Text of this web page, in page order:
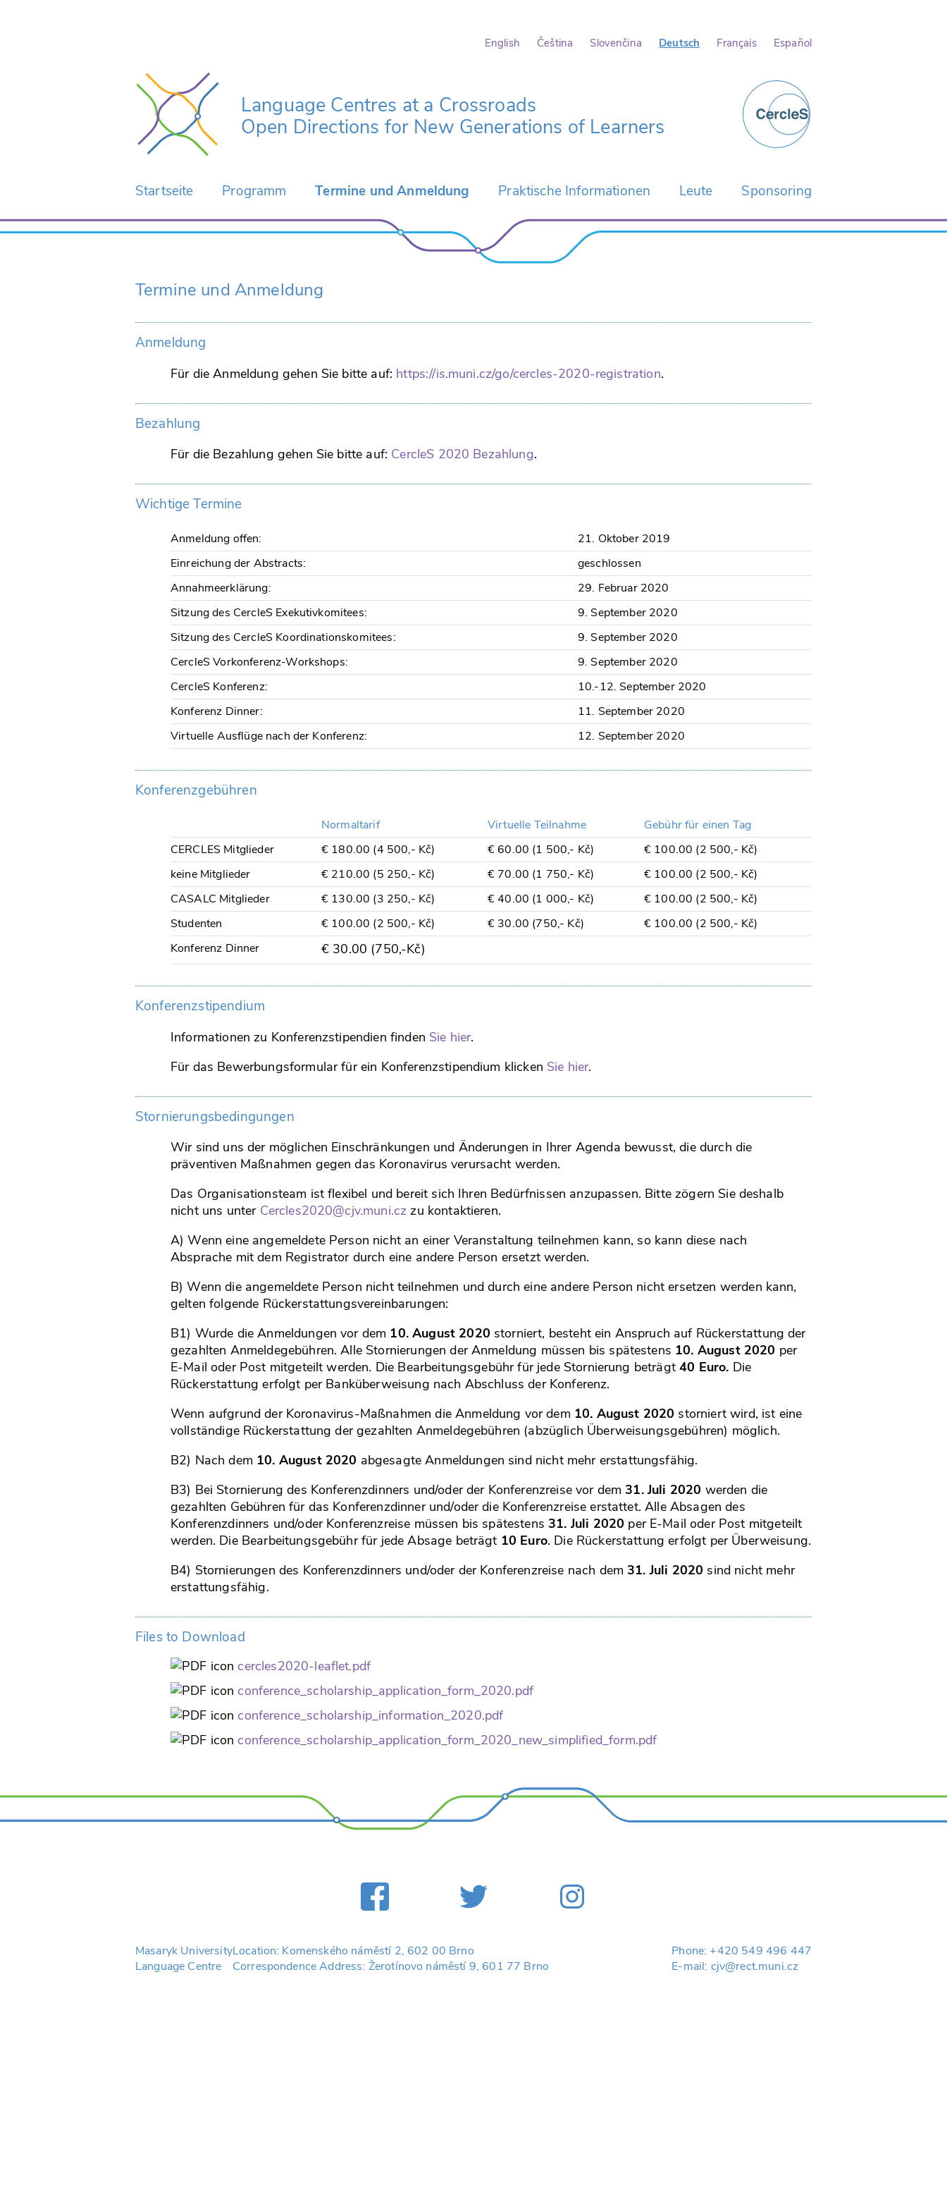
English Čeština Slovenčina Deutsch Français Español
Language Centres at a Crossroads
Open Directions for New Generations of Learners
Startseite
News
Programm
Sektionen
Veröffentlichung der Texte
Termine und Anmeldung Praktische Informationen
Übernachtungsmöglichkeiten In Brünn
Veranstaltungsorte
Karten
Leute
Komitees
Sponsoring
Termine und Anmeldung
Anmeldung
Für die Anmeldung gehen Sie bitte auf: https://is.muni.cz/go/cercles-2020-registration.
Bezahlung
Für die Bezahlung gehen Sie bitte auf: CercleS 2020 Bezahlung.
Wichtige Termine
Anmeldung offen:
21. Oktober 2019
Einreichung der Abstracts:
geschlossen
Annahmeerklärung:
29. Februar 2020
Sitzung des CercleS Exekutivkomitees:
9. September 2020
Sitzung des CercleS Koordinationskomitees:
9. September 2020
CercleS Vorkonferenz-Workshops:
9. September 2020
CercleS Konferenz:
10.-12. September 2020
Konferenz Dinner:
11. September 2020
Virtuelle Ausflüge nach der Konferenz:
12. September 2020
Konferenzgebühren
Normaltarif Virtuelle Teilnahme
Gebühr für einen Tag
CERCLES Mitglieder
€ 180.00 (4 500,- Kč) € 60.00 (1 500,- Kč)
€ 100.00 (2 500,- Kč)
keine Mitglieder
€ 210.00 (5 250,- Kč) € 70.00 (1 750,- Kč)
€ 100.00 (2 500,- Kč)
CASALC Mitglieder
€ 130.00 (3 250,- Kč) € 40.00 (1 000,- Kč)
€ 100.00 (2 500,- Kč)
Studenten
€ 100.00 (2 500,- Kč) € 30.00 (750,- Kč)
€ 100.00 (2 500,- Kč)
Konferenz Dinner
€ 30.00 (750,-Kč)
Konferenzstipendium
Informationen zu Konferenzstipendien finden Sie hier.
Für das Bewerbungsformular für ein Konferenzstipendium klicken Sie hier.
Stornierungsbedingungen
Wir sind uns der möglichen Einschränkungen und Änderungen in Ihrer Agenda bewusst, die durch die
präventiven Maßnahmen gegen das Koronavirus verursacht werden.
Das Organisationsteam ist flexibel und bereit sich Ihren Bedürfnissen anzupassen. Bitte zögern Sie deshalb
nicht uns unter Cercles2020@cjv.muni.cz zu kontaktieren.
A) Wenn eine angemeldete Person nicht an einer Veranstaltung teilnehmen kann, so kann diese nach
Absprache mit dem Registrator durch eine andere Person ersetzt werden.
B) Wenn die angemeldete Person nicht teilnehmen und durch eine andere Person nicht ersetzen werden kann,
gelten folgende Rückerstattungsvereinbarungen:
B1) Wurde die Anmeldungen vor dem 10. August 2020 storniert, besteht ein Anspruch auf Rückerstattung der
gezahlten Anmeldegebühren. Alle Stornierungen der Anmeldung müssen bis spätestens 10. August 2020 per
E-Mail oder Post mitgeteilt werden. Die Bearbeitungsgebühr für jede Stornierung beträgt40 Euro. Die
Rückerstattung erfolgt per Banküberweisung nach Abschluss der Konferenz.
Wenn aufgrund der Koronavirus-Maßnahmen die Anmeldung vor dem 10. August 2020 storniert wird, ist eine
vollständige Rückerstattung der gezahlten Anmeldegebühren (abzüglich Überweisungsgebühren) möglich.
B2) Nach dem 10. August 2020 abgesagte Anmeldungen sind nicht mehr erstattungsfähig.
B3) Bei Stornierung des Konferenzdinners und/oder der Konferenzreise vor dem31. Juli 2020 werden die
gezahlten Gebühren für das Konferenzdinner und/oder die Konferenzreise erstattet. Alle Absagen des
Konferenzdinners und/oder Konferenzreise müssen bis spätestens31. Juli 2020 per E-Mail oder Post mitgeteilt
werden. Die Bearbeitungsgebühr für jede Absage beträgt 10 Euro. Die Rückerstattung erfolgt per Überweisung.
B4) Stornierungen des Konferenzdinners und/oder der Konferenzreise nach dem31. Juli 2020 sind nicht mehr
erstattungsfähig.
Files to Download
cercles2020-leaflet.pdf
conference_scholarship_application_form_2020.pdf
conference_scholarship_information_2020.pdf
conference_scholarship_application_form_2020_new_simplified_form.pdf
Masaryk University
Language Centre
Location: Komenského náměstí 2, 602 00 Brno
Correspondence Address: Žerotínovo náměstí 9, 601 77 Brno
Phone: +420 549 496 447
E-mail: cjv@rect.muni.cz